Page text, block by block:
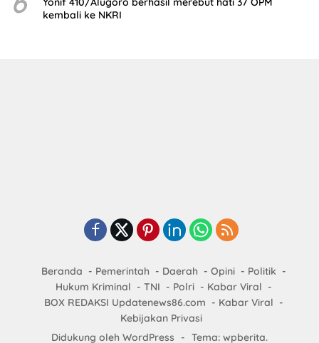
kembali ke NKRI
Beranda Pemerintah Daerah Opini
Politik
Hukum Kriminal
TNI Polri
Kabar Viral
BOX REDAKSI Updatenews86.com
Kabar Viral
Kebijakan Privasi
Didukung oleh WordPress
- Tema: wpberita.